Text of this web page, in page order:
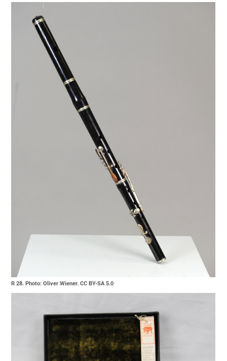
R 28. Photo: Oliver Wiener. CC BY-SA 5.0